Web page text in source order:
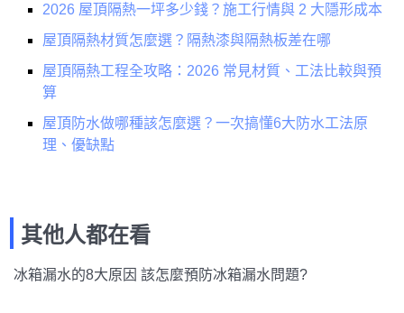
2026 屋頂隔熱一坪多少錢？施工行情與 2 大隱形成本
屋頂隔熱材質怎麼選？隔熱漆與隔熱板差在哪
屋頂隔熱工程全攻略：2026 常見材質、工法比較與預
算
屋頂防水做哪種該怎麼選？一次搞懂6大防水工法原
理、優缺點
其他人都在看
冰箱漏水的8大原因 該怎麼預防冰箱漏水問題?